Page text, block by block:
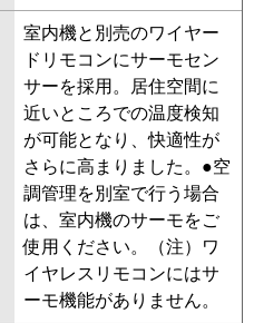
室内機と別売のワイヤー
ドリモコンにサーモセン
サーを採用。居住空間に
近いところでの温度検知
が可能となり、快適性が
さらに高まりました。●空
調管理を別室で行う場合
は、室内機のサーモをご
使用ください。（注）ワ
イヤレスリモコンにはサ
ーモ機能がありません。